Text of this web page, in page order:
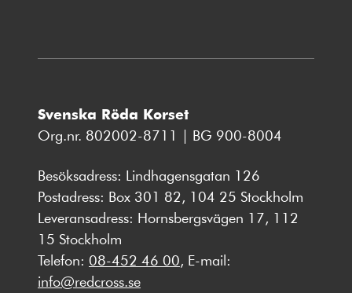
Svenska Röda Korset
Org.nr. 802002-8711 | BG 900-8004
Besöksadress: Lindhagensgatan 126
Postadress: Box 301 82, 104 25 Stockholm
Leveransadress: Hornsbergsvägen 17, 112
15 Stockholm
Telefon: 08-452 46 00, E-mail:
info@redcross.se